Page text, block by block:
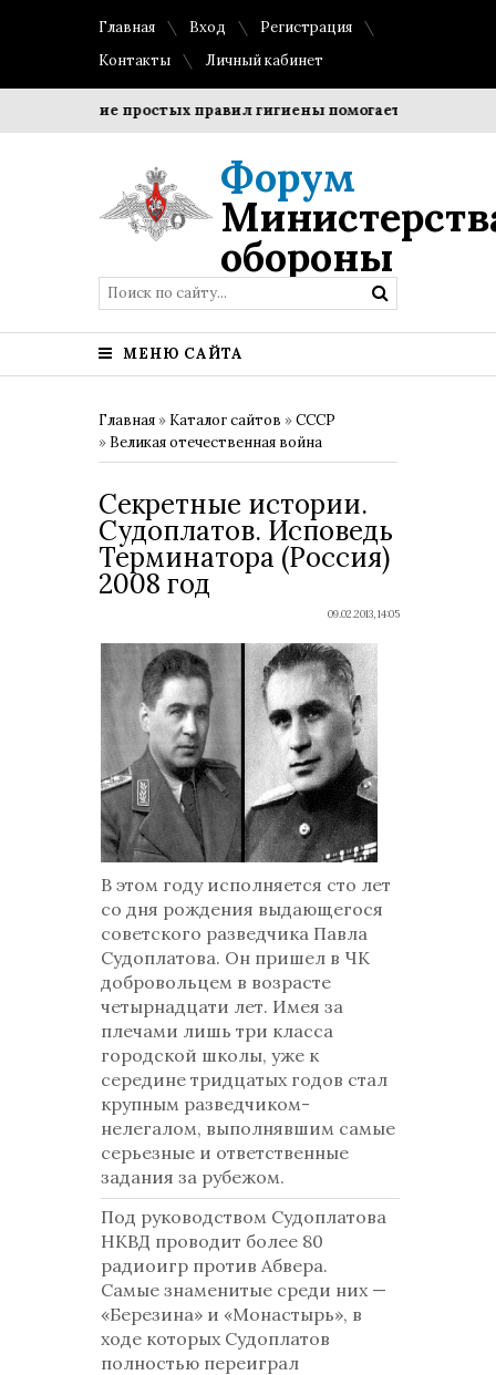
Главная Вход
Регистрация
Контакты
Личный кабинет
простых правил гигиены помогает сохранить
Форум
обороны
МЕНЮ САЙТА
Главная » Каталог сайтов »СССР
» Великая отечественная война
Секретные истории.
Судоплатов. Исповедь
Терминатора (Россия)
2008 год
09.02.2013, 14:05
В этом году исполняется сто лет
со дня рождения выдающегося
советского разведчика Павла
Судоплатова. Он пришел в ЧК
добровольцем в возрасте
четырнадцати лет. Имея за
плечами лишь три класса
городской школы, уже к
середине тридцатых годов стал
крупным разведчиком-
нелегалом, выполнявшим самые
серьезные и ответственные
задания за рубежом.
Под руководством Судоплатова
НКВД проводит более 80
радиоигр против Абвера.
Самые знаменитые среди них —
«Березина» и «Монастырь», в
ходе которых Судоплатов
полностью переиграл